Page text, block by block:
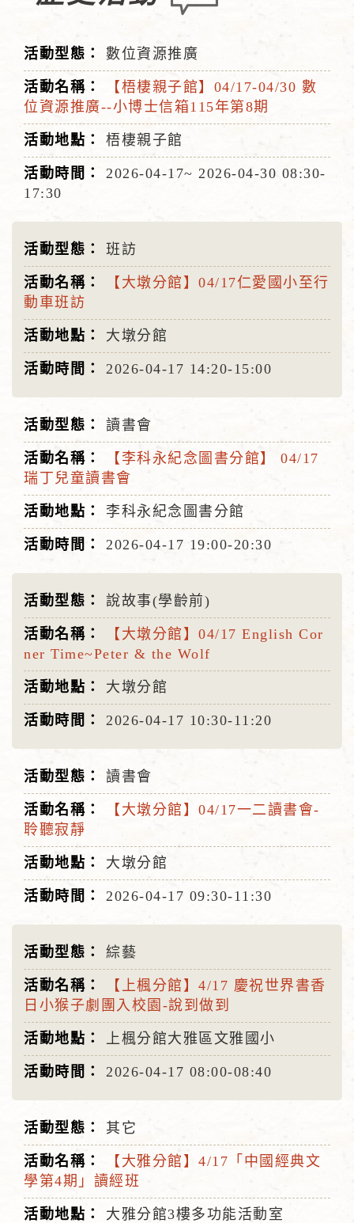
數位資源推廣
【梧棲親子館】04/17-04/30 數
位資源推廣--小博士信箱115年第8期
梧棲親子館
2026-04-17~ 2026-04-30 08:30-
17:30
班訪
【大墩分館】04/17仁愛國小至行
動車班訪
大墩分館
2026-04-17 14:20-15:00
讀書會
【李科永紀念圖書分館】 04/17
瑞丁兒童讀書會
李科永紀念圖書分館
2026-04-17 19:00-20:30
說故事(學齡前)
【大墩分館】04/17 English Cor
ner Time~Peter & the Wolf
大墩分館
2026-04-17 10:30-11:20
讀書會
【大墩分館】04/17一二讀書會-
聆聽寂靜
大墩分館
2026-04-17 09:30-11:30
綜藝
【上楓分館】4/17 慶祝世界書香
日小猴子劇團入校園-說到做到
上楓分館大雅區文雅國小
2026-04-17 08:00-08:40
其它
【大雅分館】4/17「中國經典文
學第4期」讀經班
大雅分館3樓多功能活動室